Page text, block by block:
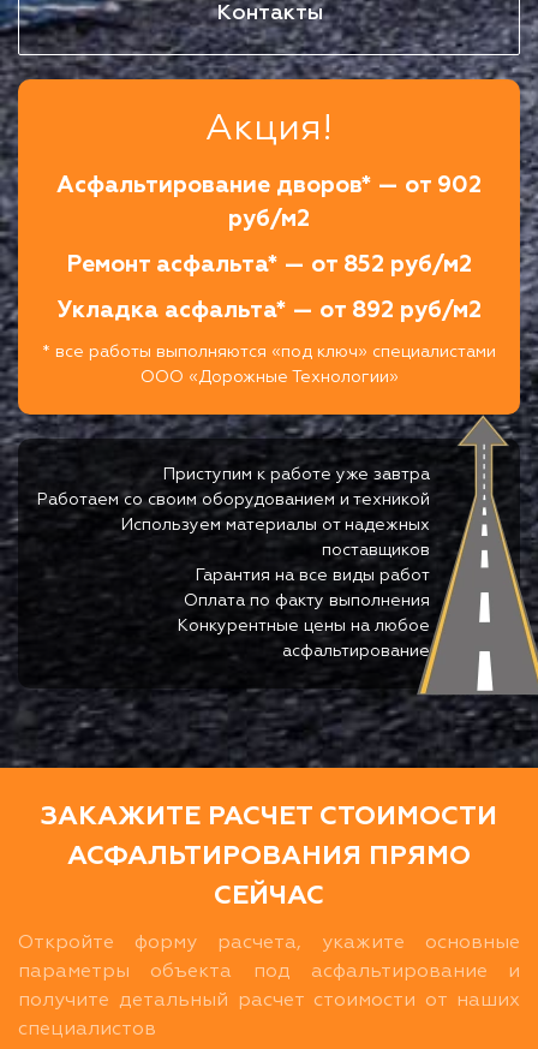
Контакты
Акция!
Асфальтирование дворов* — от 902
руб/м2
Ремонт асфальта* — от 852 руб/м2
Укладка асфальта* — от 892 руб/м2
* все работы выполняются «под ключ» специалистами
ООО «Дорожные Технологии»
Приступим к работе уже завтра
Работаем со своим оборудованием и техникой
Используем материалы от надежных
поставщиков
Гарантия на все виды работ
Оплата по факту выполнения
Конкурентные цены на любое
асфальтирование
ЗАКАЖИТЕ РАСЧЕТ СТОИМОСТИ
АСФАЛЬТИРОВАНИЯ ПРЯМО
СЕЙЧАС
Откройте форму расчета, укажите основные
параметры объекта под асфальтирование и
получите детальный расчет стоимости от наших
специалистов